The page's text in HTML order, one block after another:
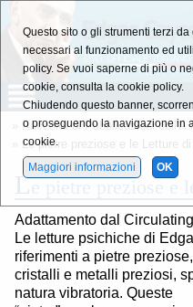
Raccolta di Pubblicazioni
» Le pietre preziose e le Letture
Le pietre preziose e
Adattamento dal
Le letture psichiche di
riferimenti a pietre preziose,
cristalli e metalli preziosi,
natura vibratoria. Queste
Questo sito o gli strumenti terzi
necessari al funzionamento ed
policy. Se vuoi saperne di più o
cookie, consulta la cookie policy.
Chiudendo questo banner,
o proseguendo la navigazione in
cookie.
Maggiori informazioni
OK